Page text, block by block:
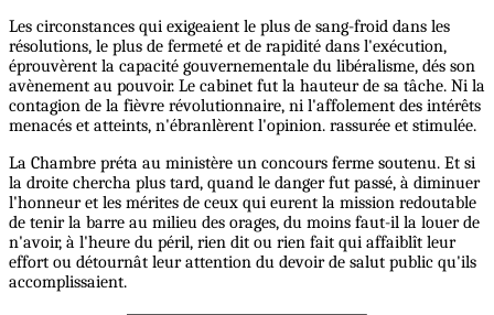
Les circonstances qui exigeaient le plus de sang-froid dans les
résolutions, le plus de fermeté et de rapidité dans l'exécution,
éprouvèrent la capacité gouvernementale du libéralisme, dés son
avènement au pouvoir. Le cabinet fut la hauteur de sa tâche. Ni la
contagion de la fièvre révolutionnaire, ni l'affolement des intérêts
menacés et atteints, n'ébranlèrent l'opinion. rassurée et stimulée.
La Chambre préta au ministère un concours ferme soutenu. Et si
la droite chercha plus tard, quand le danger fut passé, à diminuer
l'honneur et les mérites de ceux qui eurent la mission redoutable
de tenir la barre au milieu des orages, du moins faut-il la louer de
n'avoir, à l'heure du péril, rien dit ou rien fait qui affaiblît leur
effort ou détournât leur attention du devoir de salut public qu'ils
accomplissaient.